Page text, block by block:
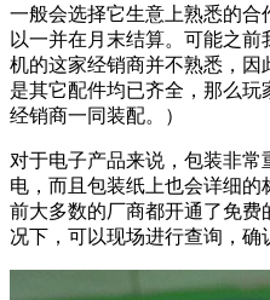
一般会选择它生意上熟悉的合
以一并在月末结算。可能之
机的这家经销商并不熟悉，
是其它配件均已齐全，那么
经销商一同装配。）
对于电子产品来说，包装非
电，而且包装纸上也会详细的
前大多数的厂商都开通了免
况下，可以现场进行查询，确